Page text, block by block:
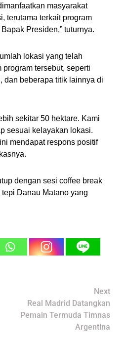
masyarakat
terutama terkait program
Presiden,” tuturnya.
lokasi yang telah
tersebut, seperti
dan beberapa titik lainnya di
sekitar 50 hektare. Kami
sesuai kelayakan lokasi.
mendapat respons positif
dengan sesi coffee break
Danau Matano yang
Next
Real Madrid Datangkan
Pemain Termuda Timnas
Argentina